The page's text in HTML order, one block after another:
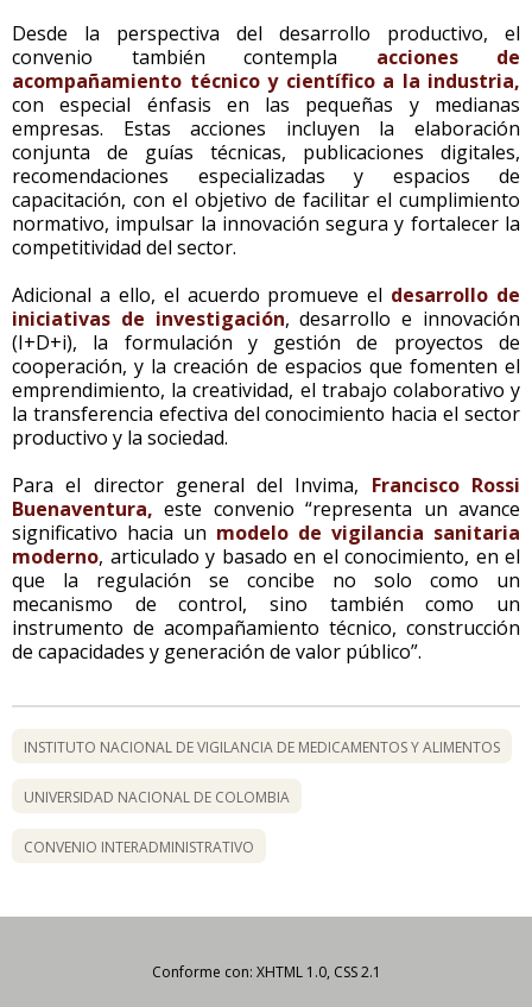
Desde la perspectiva del desarrollo productivo, el
convenio también contempla acciones de
acompañamiento técnico y científico a la industria,
con especial énfasis en las pequeñas y medianas
empresas. Estas acciones incluyen la elaboración
conjunta de guías técnicas, publicaciones digitales,
recomendaciones especializadas y espacios de
capacitación, con el objetivo de facilitar el cumplimiento
normativo, impulsar la innovación segura y fortalecer la
competitividad del sector.
Adicional a ello, el acuerdo promueve el desarrollo de
iniciativas de investigación, desarrollo e innovación
(I+D+i), la formulación y gestión de proyectos de
cooperación, y la creación de espacios que fomenten el
emprendimiento, la creatividad, el trabajo colaborativo y
la transferencia efectiva del conocimiento hacia el sector
productivo y la sociedad.
Para el director general del Invima, Francisco Rossi
Buenaventura, este convenio “representa un avance
significativo hacia un modelo de vigilancia sanitaria
moderno, articulado y basado en el conocimiento, en el
que la regulación se concibe no solo como un
mecanismo de control, sino también como un
instrumento de acompañamiento técnico, construcción
de capacidades y generación de valor público”.
INSTITUTO NACIONAL DE VIGILANCIA DE MEDICAMENTOS Y ALIMENTOS
UNIVERSIDAD NACIONAL DE COLOMBIA
CONVENIO INTERADMINISTRATIVO
Conforme con: XHTML 1.0, CSS 2.1